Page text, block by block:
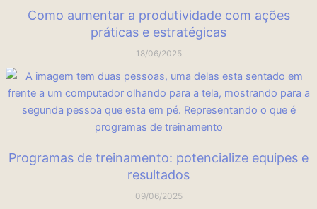
Como aumentar a produtividade com ações
práticas e estratégicas
18/06/2025
Programas de treinamento: potencialize equipes e
resultados
09/06/2025